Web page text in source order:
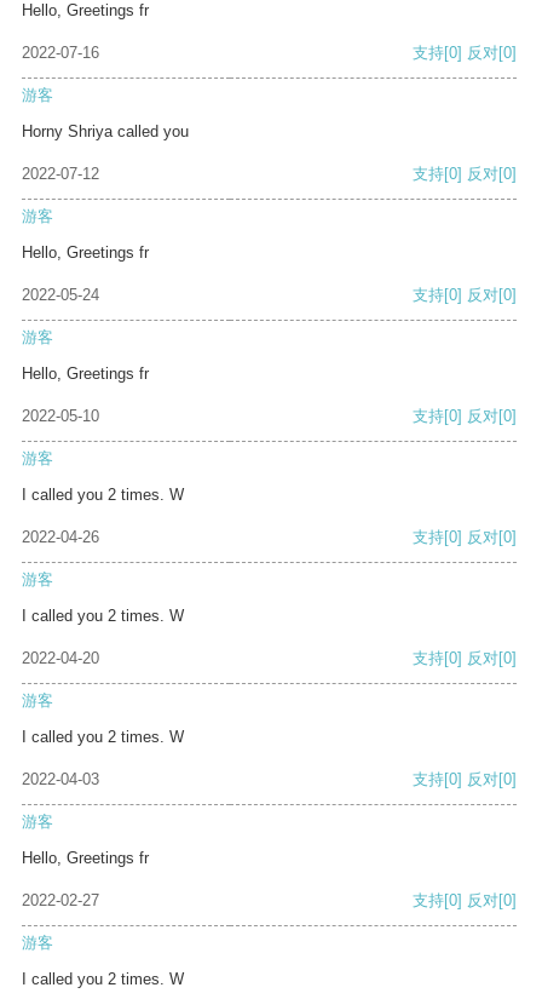
Hello, Greetings fr
2022-07-16 支持[0] 反对[0]
游客
Horny Shriya called you
2022-07-12 支持[0] 反对[0]
游客
Hello, Greetings fr
2022-05-24 支持[0] 反对[0]
游客
Hello, Greetings fr
2022-05-10 支持[0] 反对[0]
游客
I called you 2 times. W
2022-04-26 支持[0] 反对[0]
游客
I called you 2 times. W
2022-04-20 支持[0] 反对[0]
游客
I called you 2 times. W
2022-04-03 支持[0] 反对[0]
游客
Hello, Greetings fr
2022-02-27 支持[0] 反对[0]
游客
I called you 2 times. W